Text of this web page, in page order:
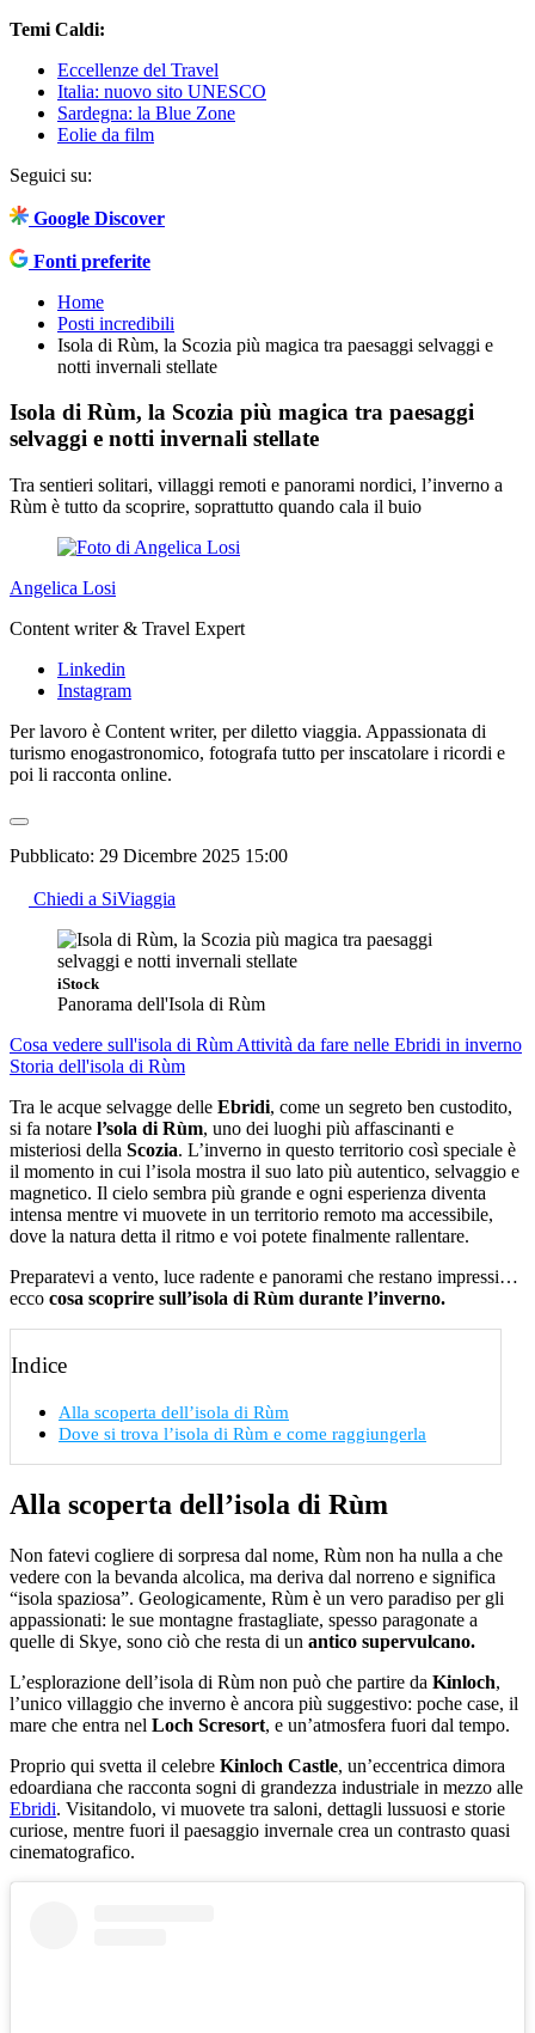
Temi Caldi:
Eccellenze del Travel
Italia: nuovo sito UNESCO
Sardegna: la Blue Zone
Eolie da film
Seguici su:
Google Discover
Fonti preferite
Home
Posti incredibili
Isola di Rùm, la Scozia più magica tra paesaggi selvaggi e
notti invernali stellate
Isola di Rùm, la Scozia più magica tra paesaggi
selvaggi e notti invernali stellate
Tra sentieri solitari, villaggi remoti e panorami nordici, l’inverno a
Rùm è tutto da scoprire, soprattutto quando cala il buio
Angelica Losi
Content writer & Travel Expert
Linkedin
Instagram
Per lavoro è Content writer, per diletto viaggia. Appassionata di
turismo enogastronomico, fotografa tutto per inscatolare i ricordi e
poi li racconta online.
Pubblicato: 29 Dicembre 2025 15:00
Chiedi a SiViaggia
iStock
Panorama dell'Isola di Rùm
Cosa vedere sull'isola di Rùm Attività da fare nelle Ebridi in inverno
Storia dell'isola di Rùm
Tra le acque selvagge delle Ebridi, come un segreto ben custodito,
si fa notare l’sola di Rùm, uno dei luoghi più affascinanti e
misteriosi della Scozia. L’inverno in questo territorio così speciale è
il momento in cui l’isola mostra il suo lato più autentico, selvaggio e
magnetico. Il cielo sembra più grande e ogni esperienza diventa
intensa mentre vi muovete in un territorio remoto ma accessibile,
dove la natura detta il ritmo e voi potete finalmente rallentare.
Preparatevi a vento, luce radente e panorami che restano impressi…
ecco cosa scoprire sull’isola di Rùm durante l’inverno.
Indice
Alla scoperta dell’isola di Rùm
Dove si trova l’isola di Rùm e come raggiungerla
Alla scoperta dell’isola di Rùm
Non fatevi cogliere di sorpresa dal nome, Rùm non ha nulla a che
vedere con la bevanda alcolica, ma deriva dal norreno e significa
“isola spaziosa”. Geologicamente, Rùm è un vero paradiso per gli
appassionati: le sue montagne frastagliate, spesso paragonate a
quelle di Skye, sono ciò che resta di un antico supervulcano.
L’esplorazione dell’isola di Rùm non può che partire da Kinloch,
l’unico villaggio che inverno è ancora più suggestivo: poche case, il
mare che entra nel Loch Scresort, e un’atmosfera fuori dal tempo.
Proprio qui svetta il celebre Kinloch Castle, un’eccentrica dimora
edoardiana che racconta sogni di grandezza industriale in mezzo alle
Ebridi. Visitandolo, vi muovete tra saloni, dettagli lussuosi e storie
curiose, mentre fuori il paesaggio invernale crea un contrasto quasi
cinematografico.